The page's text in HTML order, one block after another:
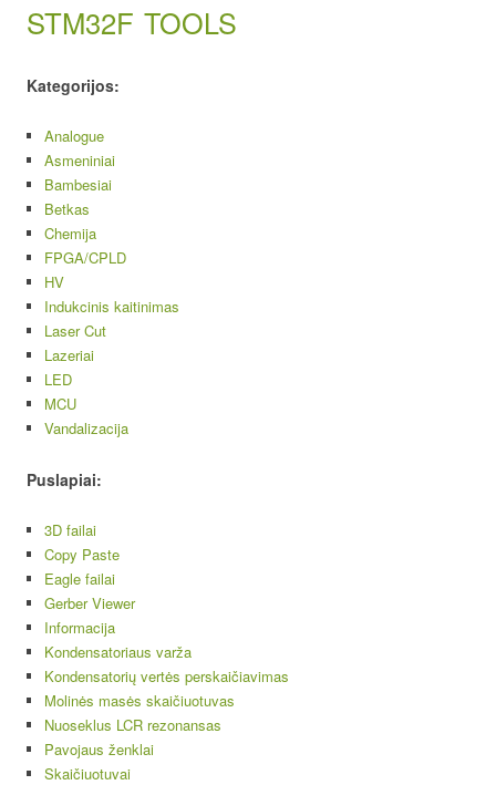
STM32F TOOLS
Kategorijos:
Analogue
Asmeniniai
Bambesiai
Betkas
Chemija
FPGA/CPLD
HV
Indukcinis kaitinimas
Laser Cut
Lazeriai
LED
MCU
Vandalizacija
Puslapiai:
3D failai
Copy Paste
Eagle failai
Gerber Viewer
Informacija
Kondensatoriaus varža
Kondensatorių vertės perskaičiavimas
Molinės masės skaičiuotuvas
Nuoseklus LCR rezonansas
Pavojaus ženklai
Skaičiuotuvai